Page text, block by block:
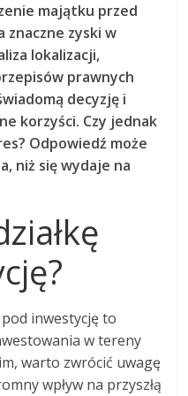
majątku przed
znaczne zyski w
lokalizacji,
prawnych
decyzję i
korzyści. Czy jednak
Odpowiedź może
niż się wydaje na
inwestycję to
w tereny
warto zwrócić uwagę
wpływ na przyszłą